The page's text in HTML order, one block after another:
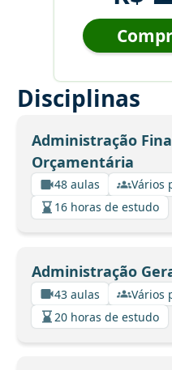
Disciplinas
Administração
Orçamentária
48 aulas
Vários
16 horas de estudo
Administração
43 aulas
Vários
20 horas de estudo